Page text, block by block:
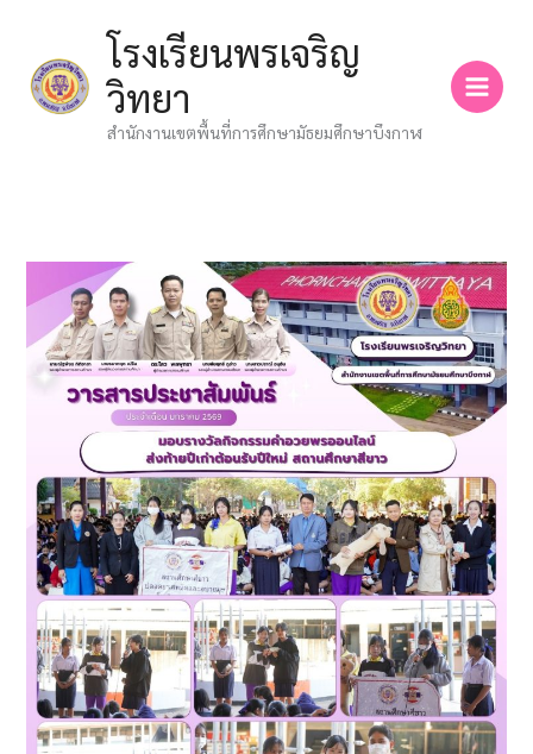
content
โรงเรียนพรเจริญ
วิทยา
สำนักงานเขตพื้นที่การศึกษามัธยมศึกษาบึงกาฬ